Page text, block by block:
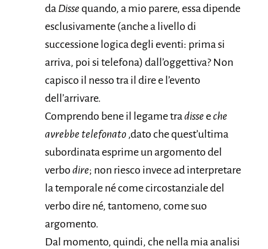
da Disse quando, a mio parere, essa dipende
esclusivamente (anche a livello di
successione logica degli eventi: prima si
arriva, poi si telefona) dall’oggettiva? Non
capisco il nesso tra il dire e l’evento
dell’arrivare.
Comprendo bene il legame tradisse eche
avrebbe telefonato ,dato che quest’ultima
subordinata esprime un argomento del
verbo dire; non riesco invece ad interpretare
la temporale né come circostanziale del
verbo dire né, tantomeno, come suo
argomento.
Dal momento, quindi, che nella mia analisi